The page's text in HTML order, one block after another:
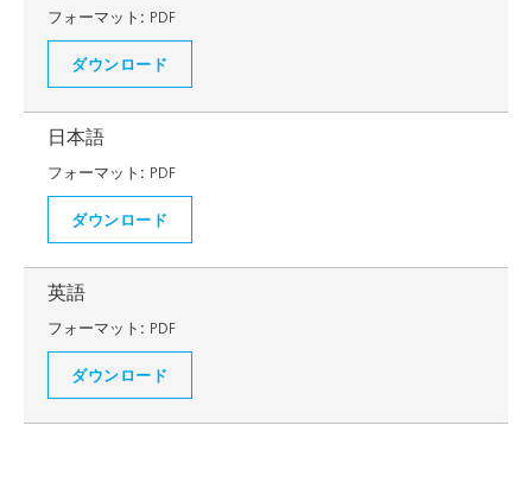
フォーマット: PDF
ダウンロード
日本語
フォーマット: PDF
ダウンロード
英語
フォーマット: PDF
ダウンロード